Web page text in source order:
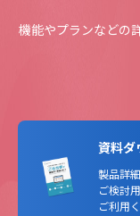
機能やプランなどの
資料ダ
製品詳
ご検討
ご利用